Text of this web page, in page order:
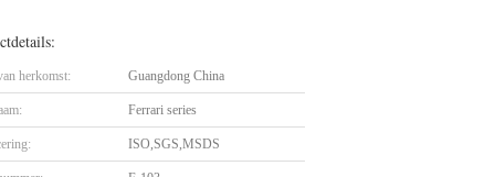
herkomst: Guangdong China
Ferrari series
ISO,SGS,MSDS